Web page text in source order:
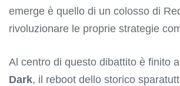
emerge è quello di un colosso di
rivoluzionare le proprie strategie
Al centro di questo dibattito è finito
Dark, il reboot dello storico